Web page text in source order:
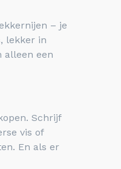
– je
lekker in
alleen een
Schrijf
vis of
En als er